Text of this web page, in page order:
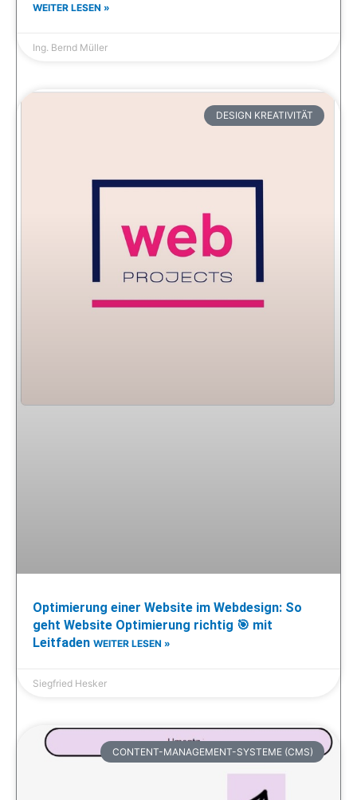
WEITER LESEN »
Ing. Bernd Müller
DESIGN KREATIVITÄT
Optimierung einer Website im Webdesign: So
geht Website Optimierung richtig 🎯 mit
Leitfaden WEITER LESEN »
Siegfried Hesker
CONTENT-MANAGEMENT-SYSTEME (CMS)